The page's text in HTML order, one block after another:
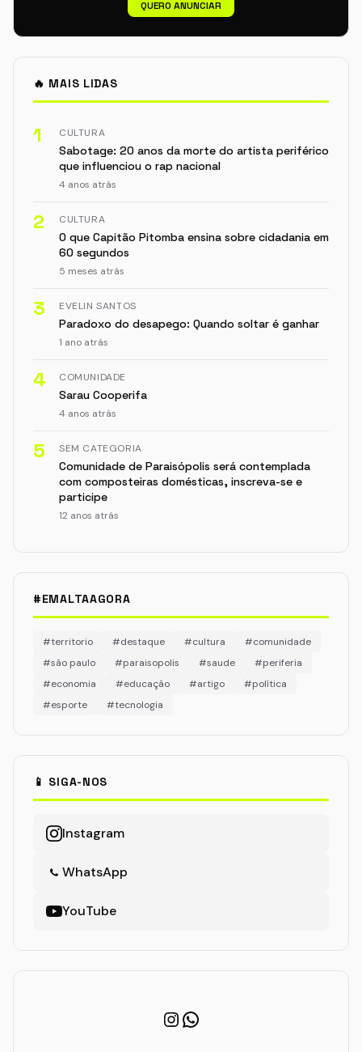
QUERO ANUNCIAR
🔥 MAIS LIDAS
1 CULTURA
Sabotage: 20 anos da morte do artista periférico
que influenciou o rap nacional
4 anos atrás
2 CULTURA
O que Capitão Pitomba ensina sobre cidadania em
60 segundos
5 meses atrás
3 EVELIN SANTOS
Paradoxo do desapego: Quando soltar é ganhar
1 ano atrás
4 COMUNIDADE
Sarau Cooperifa
4 anos atrás
5 SEM CATEGORIA
Comunidade de Paraisópolis será contemplada
com composteiras domésticas, inscreva-se e
participe
12 anos atrás
#EMALTAAGORA
#territorio #destaque #cultura
#comunidade
#são paulo
#paraisopolis #saude
#periferia
#economia
#educação #artigo
#política
#esporte
#tecnologia
📱 SIGA-NOS
Instagram
WhatsApp
YouTube
Instagram
WhatsApp